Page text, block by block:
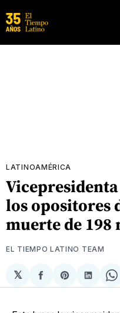
LATINOAMÉRICA
los opositores
muerte de 198
EL TIEMPO LATINO TEAM
𝕏
Compartir
en
Share
on
en